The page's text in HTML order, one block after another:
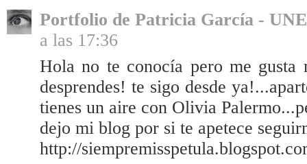
Portfolio de Patricia García -
a las 17:36
Hola no te conocía pero me
desprendes! te sigo desde
tienes un aire con Olivia
dejo mi blog por si te apetece
http://